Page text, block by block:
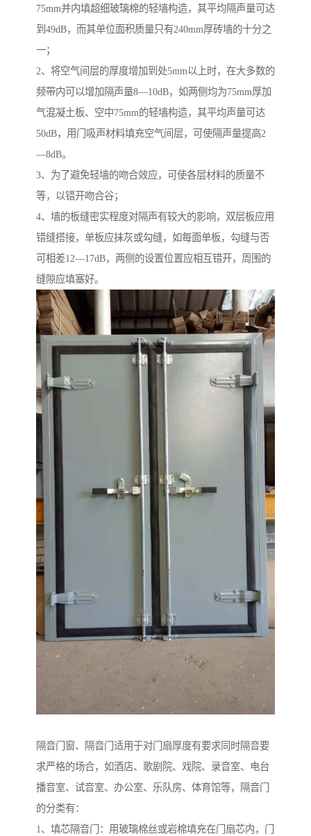
75mm并内填超细玻璃棉的轻墙构造，其平均隔声量可达
到49dB，而其单位面积质量只有240mm厚砖墙的十分之
一；
2、将空气间层的厚度增加到处5mm以上时，在大多数的
频带内可以增加隔声量8—10dB，如两侧均为75mm厚加
气混凝土板、空中75mm的轻墙构造，其平均声量可达
50dB，用门吸声材料填充空气间层，可使隔声量提高2
—8dB。
3、为了避免轻墙的吻合效应，可使各层材料的质量不
等，以错开吻合谷；
4、墙的板缝密实程度对隔声有较大的影响，双层板应用
错缝搭接，单板应抹灰或勾缝，如每面单板，勾缝与否
可相差12—17dB，两侧的设置位置应相互错开，周围的
缝隙应填塞好。
隔音门窗、隔音门适用于对门扇厚度有要求同时隔音要
求严格的场合，如酒店、歌剧院、戏院、录音室、电台
播音室、试音室、办公室、乐队房、体育馆等，隔音门
的分类有：
1、填芯隔音门：用玻璃棉丝或岩棉填充在门扇芯内，门